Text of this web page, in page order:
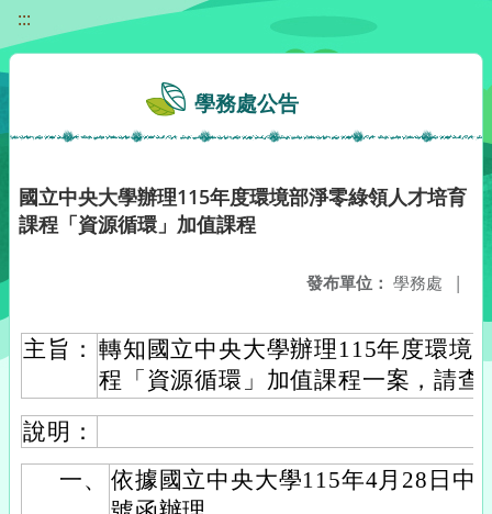
:::
學務處公告
國立中央大學辦理115年度環境部淨零綠領人才培育
課程「資源循環」加值課程
發布單位： 學務處 |
主旨： 轉知國立中央大學辦理115年度環境
程「資源循環」加值課程一案，請查
說明：
一、
依據國立中央大學115年4月28日中